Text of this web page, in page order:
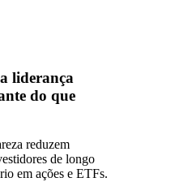
liderança
do que
reduzem
de longo
em ações e ETFs.